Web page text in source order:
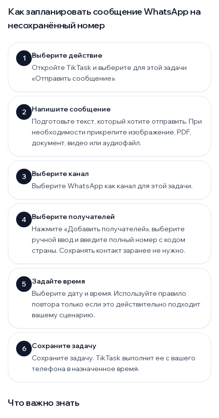
Как запланировать сообщение WhatsApp на
несохранённый номер
1
Выберите действие
Откройте TikTask и выберите для этой задачи
«Отправить сообщение».
2
Напишите сообщение
Подготовьте текст, который хотите отправить. При
необходимости прикрепите изображение, PDF,
документ, видео или аудиофайл.
3
Выберите канал
Выберите WhatsApp как канал для этой задачи.
4
Выберите получателей
Нажмите «Добавить получателей», выберите
ручной ввод и введите полный номер с кодом
страны. Сохранять контакт заранее не нужно.
5
Задайте время
Выберите дату и время. Используйте правило
повтора только если это действительно подходит
вашему сценарию.
6
Сохраните задачу
Сохраните задачу. TikTask выполнит ее с вашего
телефона в назначенное время.
Что важно знать